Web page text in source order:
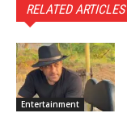
RELATED ARTICLES
Entertainment